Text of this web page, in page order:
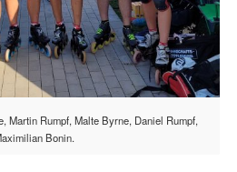
Martin Rumpf, Malte Byrne, Daniel Rumpf,
Bonin.